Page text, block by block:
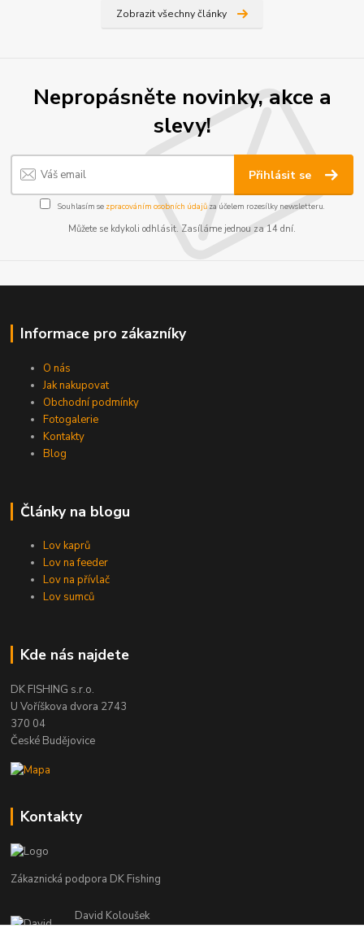
Zobrazit všechny články
Nepropásněte novinky, akce a
slevy!
Přihlásit se
Souhlasím se zpracováním osobních údajůza účelem rozesílky newsletteru.
Můžete se kdykoli odhlásit. Zasíláme jednou za 14 dní.
Informace pro zákazníky
O nás
Jak nakupovat
Obchodní podmínky
Fotogalerie
Kontakty
Blog
Články na blogu
Lov kaprů
Lov na feeder
Lov na přívlač
Lov sumců
Kde nás najdete
DK FISHING s.r.o.
U Voříškova dvora 2743
370 04
České Budějovice
Kontakty
Zákaznická podpora DK Fishing
David Koloušek